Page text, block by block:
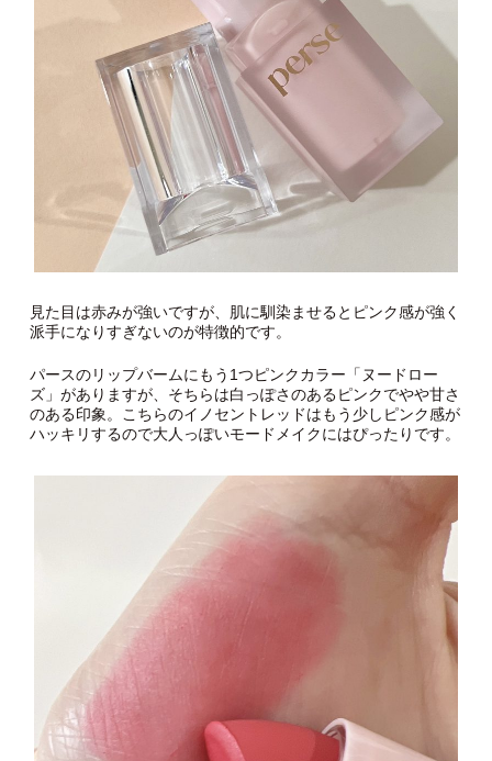
見た目は赤みが強いですが、肌に馴染ませるとピンク感が強く
派手になりすぎないのが特徴的です。
パースのリップバームにもう1つピンクカラー「ヌードロー
ズ」がありますが、そちらは白っぽさのあるピンクでやや甘さ
のある印象。こちらのイノセントレッドはもう少しピンク感が
ハッキリするので大人っぽいモードメイクにはぴったりです。